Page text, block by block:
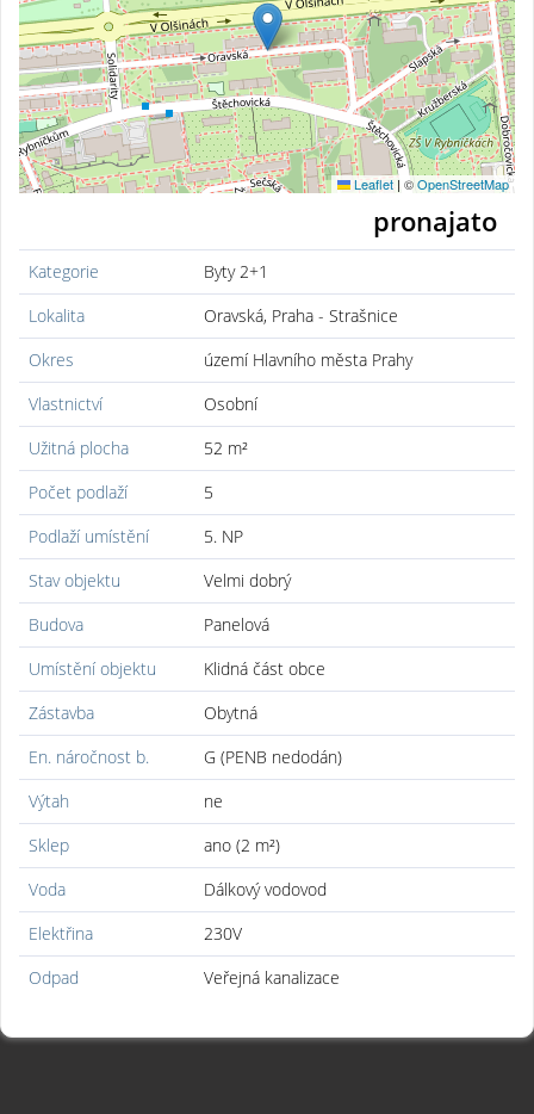
Leaflet |©OpenStreetMap
pronajato
Kategorie
Byty 2+1
Lokalita
Oravská, Praha - Strašnice
Okres
území Hlavního města Prahy
Vlastnictví
Osobní
Užitná plocha
52 m²
Počet podlaží
5
Podlaží umístění
5. NP
Stav objektu
Velmi dobrý
Budova
Panelová
Umístění objektu
Klidná část obce
Zástavba
Obytná
En. náročnost b.
G (PENB nedodán)
Výtah
ne
Sklep
ano (2 m²)
Voda
Dálkový vodovod
Elektřina
230V
Odpad
Veřejná kanalizace